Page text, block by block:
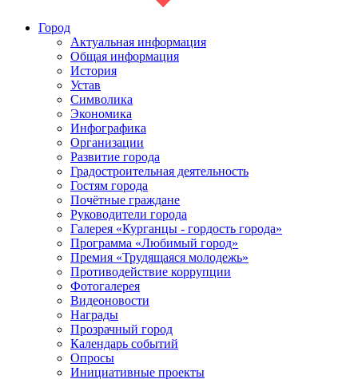
Город
Актуальная информация
Общая информация
История
Устав
Символика
Экономика
Инфографика
Организации
Развитие города
Градостроительная деятельность
Гостям города
Почётные граждане
Руководители города
Галерея «Курганцы - гордость города»
Программа «Любимый город»
Премия «Трудящаяся молодежь»
Противодействие коррупции
Фотогалерея
Видеоновости
Награды
Прозрачный город
Календарь событий
Опросы
Инициативные проекты